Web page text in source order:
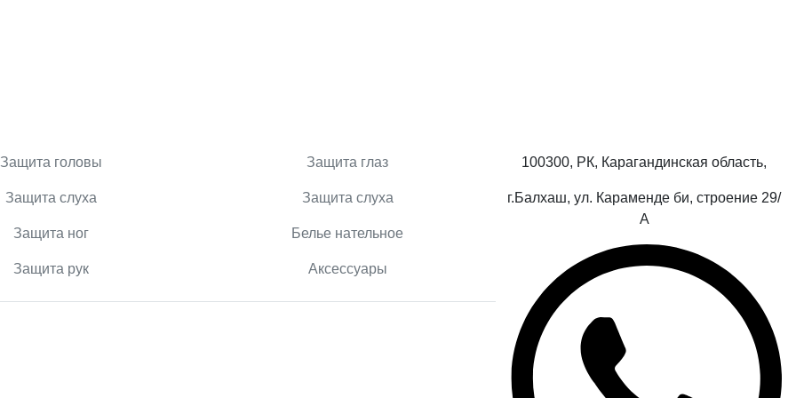
Защита головы
Защита слуха
Защита ног
Защита рук
Защита глаз
Защита слуха
Белье нательное
Аксессуары
100300, РК, Карагандинская область,
г.Балхаш, ул. Караменде би, строение 29/
А